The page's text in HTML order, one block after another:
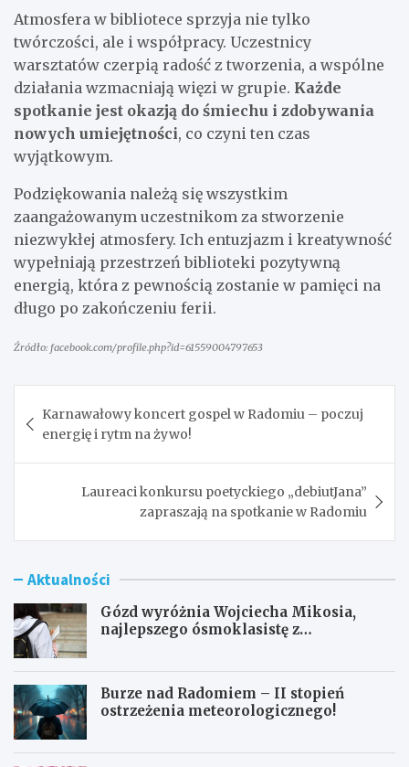
Atmosfera w bibliotece sprzyja nie tylko
twórczości, ale i współpracy. Uczestnicy
warsztatów czerpią radość z tworzenia, a wspólne
działania wzmacniają więzi w grupie. Każde
spotkanie jest okazją do śmiechu i zdobywania
nowych umiejętności, co czyni ten czas
wyjątkowym.
Podziękowania należą się wszystkim
zaangażowanym uczestnikom za stworzenie
niezwykłej atmosfery. Ich entuzjazm i kreatywność
wypełniają przestrzeń biblioteki pozytywną
energią, która z pewnością zostanie w pamięci na
długo po zakończeniu ferii.
Źródło: facebook.com/profile.php?id=61559004797653
wpisu
Karnawałowy koncert gospel w Radomiu – poczuj
energię i rytm na żywo!
Laureaci konkursu poetyckiego „debiutJana”
zapraszają na spotkanie w Radomiu
Aktualności
Gózd wyróżnia Wojciecha Mikosia,
najlepszego ósmoklasistę z
Burze nad Radomiem – II stopień
ostrzeżenia meteorologicznego!